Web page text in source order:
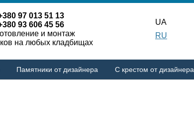
97 013 51 13
93 606 45 56
и монтаж
на любых кладбищах
UA
RU
Памятники от дизайнера С крестом от дизайнера